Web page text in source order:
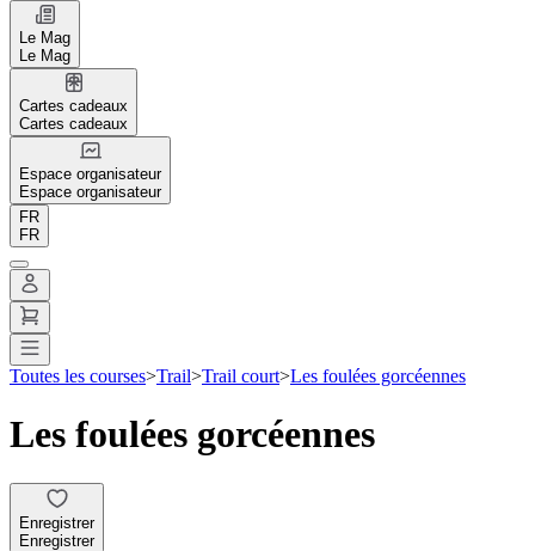
Le Mag
Le Mag
Cartes cadeaux
Cartes cadeaux
Espace organisateur
Espace organisateur
FR
FR
Toutes les courses>Trail>Trail court>Les foulées gorcéennes
Les foulées gorcéennes
Enregistrer
Enregistrer